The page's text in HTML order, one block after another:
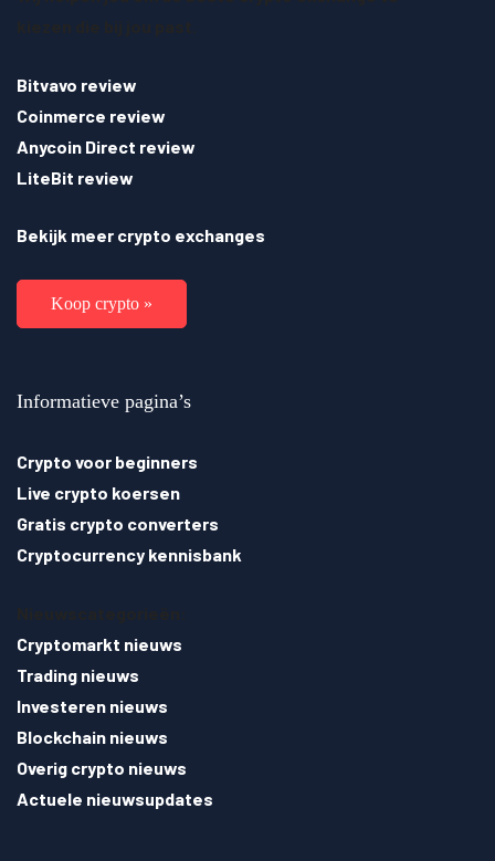
Bitvavo review
Coinmerce review
Anycoin Direct review
LiteBit review
Bekijk meer crypto exchanges
Koop crypto »
Informatieve pagina’s
Crypto voor beginners
Live crypto koersen
Gratis crypto converters
Cryptocurrency kennisbank
Cryptomarkt nieuws
Trading nieuws
Investeren nieuws
Blockchain nieuws
Overig crypto nieuws
Actuele nieuwsupdates